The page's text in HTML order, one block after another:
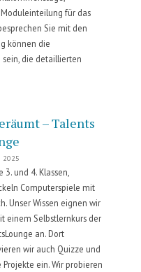
für das
Sie mit den
können die
die detaillierten
– Talents
2025
3. und 4. Klassen,
Computerspiele mit
Unser Wissen eignen wir
einem Selbstlernkurs der
an. Dort
wir auch Quizze und
ein. Wir probieren